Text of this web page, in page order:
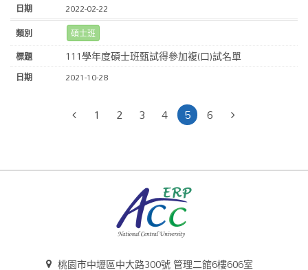
2022-02-22
碩士班
111學年度碩士班甄試得參加複(口)試名單
2021-10-28
1 2 3 4 5 6
桃園市中壢區中大路300號 管理二館6樓606室